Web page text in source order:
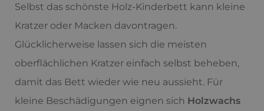
Selbst das schönste Holz-Kinderbett kann kleine
Kratzer oder Macken davontragen.
Glücklicherweise lassen sich die meisten
oberflächlichen Kratzer einfach selbst beheben,
damit das Bett wieder wie neu aussieht. Für
kleine Beschädigungen eignen sich Holzwachs